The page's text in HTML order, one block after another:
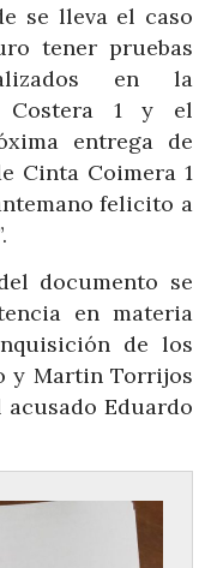
se lleva el caso
tener pruebas
en la
Costera 1 y el
entrega de
Cinta Coimera 1
felicito a
documento se
en materia
de los
y Martin Torrijos
Eduardo